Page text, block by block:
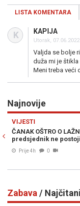
LISTA KOMENTARA
K KAPIJA
Utorak,
Valjda se bolje
duža mi je
Meni treba veći
Najnovije
VIJESTI
ČANAK OŠTRO O
predsjednik ne
Prije 4h 0
Zabava /